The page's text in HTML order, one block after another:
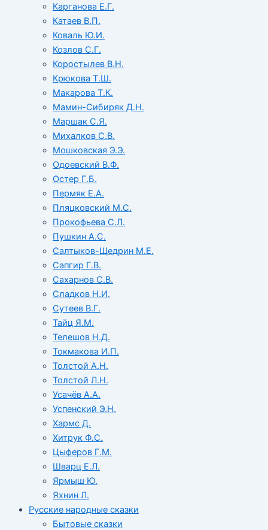
Карганова Е.Г.
Катаев В.П.
Коваль Ю.И.
Козлов С.Г.
Коростылев В.Н.
Крюкова Т.Ш.
Макарова Т.К.
Мамин-Сибиряк Д.Н.
Маршак С.Я.
Михалков С.В.
Мошковская Э.Э.
Одоевский В.Ф.
Остер Г.Б.
Пермяк Е.А.
Пляцковский М.С.
Прокофьева С.Л.
Пушкин А.С.
Салтыков-Щедрин М.Е.
Сапгир Г.В.
Сахарнов С.В.
Сладков Н.И.
Сутеев В.Г.
Тайц Я.М.
Телешов Н.Д.
Токмакова И.П.
Толстой А.Н.
Толстой Л.Н.
Усачёв А.А.
Успенский Э.Н.
Хармс Д.
Хитрук Ф.С.
Цыферов Г.М.
Шварц Е.Л.
Ярмыш Ю.
Яхнин Л.
Русские народные сказки
Бытовые сказки